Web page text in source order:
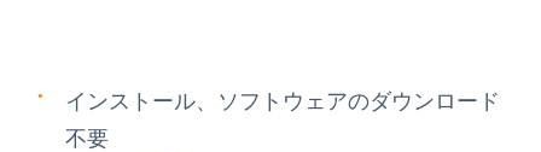
インストール、ソフトウェアのダウンロード
不要